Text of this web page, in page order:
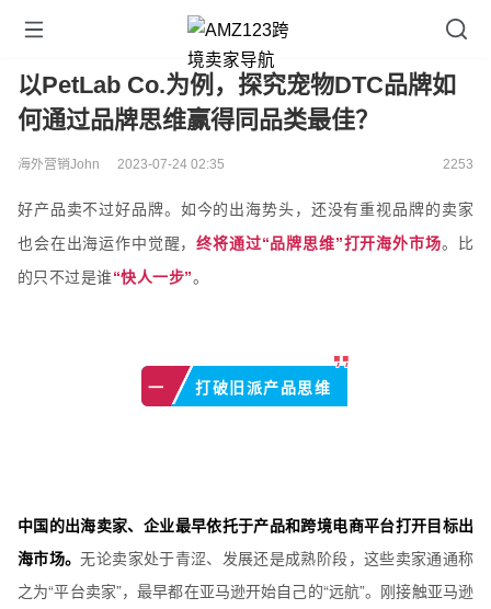
以PetLab Co.为例，探究宠物DTC品牌如
何通过品牌思维赢得同品类最佳？
海外营销John 2023-07-24 02:35 2253
好产品卖不过好品牌。如今的出海势头，还没有重视品牌的卖家
也会在出海运作中觉醒，终将通过“品牌思维”打开海外市场。比
的只不过是谁“快人一步”。
一 打破旧派产品思维
中国的出海卖家、企业最早依托于产品和跨境电商平台打开目标出
海市场。无论卖家处于青涩、发展还是成熟阶段，这些卖家通通称
之为“平台卖家”，最早都在亚马逊开始自己的“远航”。刚接触亚马逊